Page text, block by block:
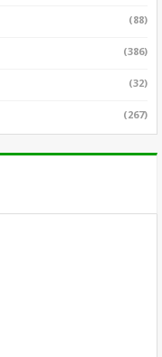
(88)
(386)
(32)
(267)